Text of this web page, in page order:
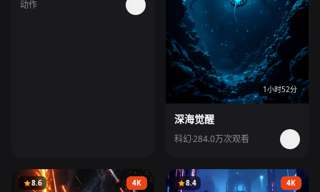
动作
1小时52分
深海觉醒
科幻284.0万次观看
4K
8.6 4K
8.4